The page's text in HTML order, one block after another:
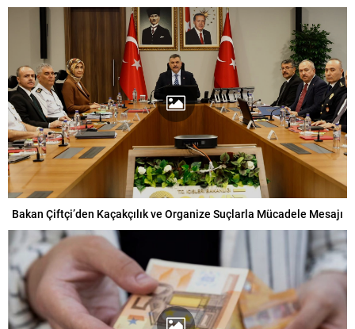
Bakan Çiftçi’den Kaçakçılık ve Organize Suçlarla Mücadele Mesajı